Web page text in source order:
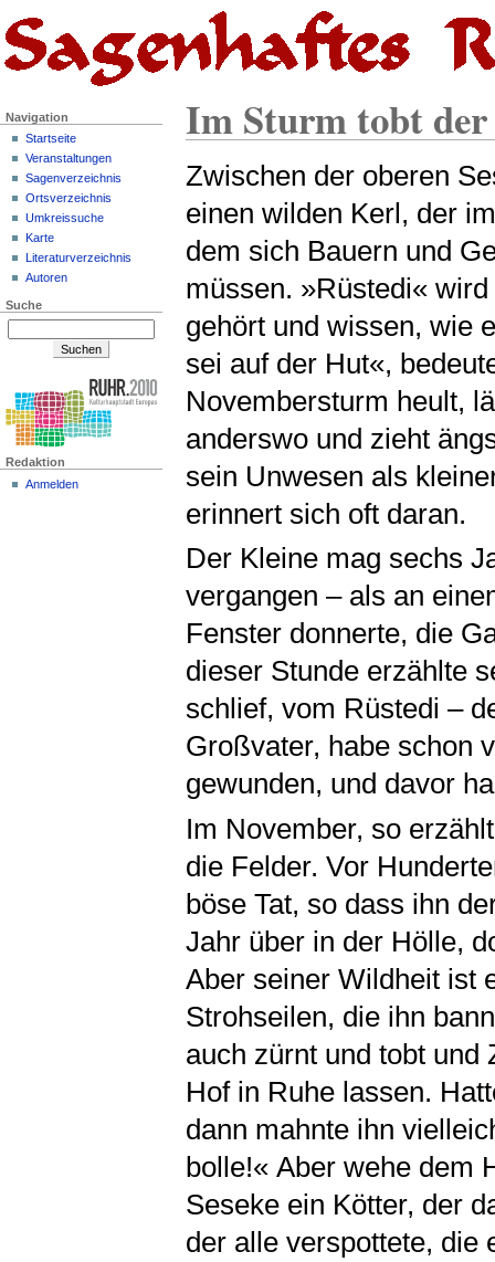
Im Sturm tobt der
Zwischen der oberen
einen wilden Kerl, der
dem sich Bauern und
müssen. »Rüstedi«
gehört und wissen, wie
sei auf der Hut«,
Novembersturm heult,
anderswo und zieht
sein Unwesen als
erinnert sich oft daran.
Der Kleine mag sechs
vergangen – als an
Fenster donnerte, die
dieser Stunde erzählte
schlief, vom Rüstedi –
Großvater, habe schon
gewunden, und davor
Im November, so
die Felder. Vor
böse Tat, so dass ihn
Jahr über in der Hölle,
Aber seiner Wildheit ist
Strohseilen, die ihn
auch zürnt und tobt und
Hof in Ruhe lassen.
dann mahnte ihn
bolle!« Aber wehe dem
Seseke ein Kötter, der
der alle verspottete, die
Navigation
Startseite
Veranstaltungen
Sagenverzeichnis
Ortsverzeichnis
Umkreissuche
Karte
Literaturverzeichnis
Autoren
Suche
Redaktion
Anmelden